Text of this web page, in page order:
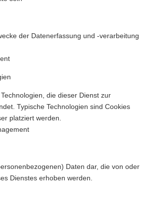
der Datenerfassung und -verarbeitung
die dieser Dienst zur
Typische Technologien sind Cookies
platziert werden.
Daten dar, die von oder
Dienstes erhoben werden.